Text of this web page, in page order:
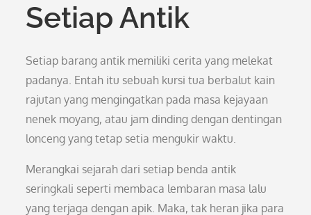
Setiap Antik
Setiap barang antik memiliki cerita yang melekat
padanya. Entah itu sebuah kursi tua berbalut kain
rajutan yang mengingatkan pada masa kejayaan
nenek moyang, atau jam dinding dengan dentingan
lonceng yang tetap setia mengukir waktu.
Merangkai sejarah dari setiap benda antik
seringkali seperti membaca lembaran masa lalu
yang terjaga dengan apik. Maka, tak heran jika para